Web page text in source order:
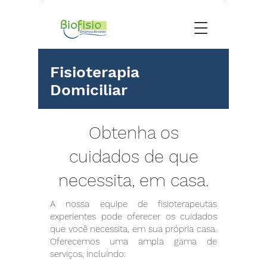
Fisioterapia
Domiciliar
Obtenha os
cuidados de que
necessita, em casa.
A nossa equipe de fisioterapeutas
experientes pode oferecer os cuidados
que você necessita, em sua própria casa.
Oferecemos uma ampla gama de
serviços, incluindo: